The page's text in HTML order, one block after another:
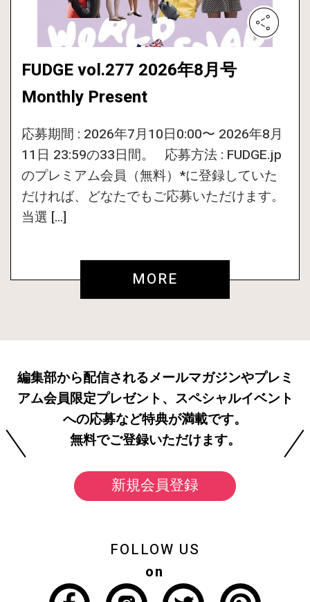
FUDGE vol.277 2026年8月号
Monthly Present
応募期間 : 2026年7月10日0:00〜 2026年8月
11日 23:59の33日間。 応募方法 : FUDGE.jp
のプレミアム会員（無料）*に登録していた
だければ、どなたでもご応募いただけます。
当選 […]
MORE
編集部から配信されるメールマガジンやプレミ
アム会員限定プレゼント、スペシャルイベント
への応募など特典が満載です。
無料でご登録いただけます。
新規会員登録
FOLLOW US
on